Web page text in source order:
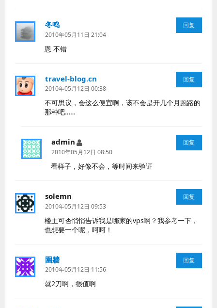
冬鸣
道：
2010年05月11日 21:04
恩 不错
回复
travel-blog.cn
道：
2010年05月12日 00:38
不可思议，会这么便宜啊，该不会是开几个月跑路的
那种吧……
回复
admin
说
道：
2010年05月12日 08:50
看样子，好像不会，等时间来验证
回复
solemn
道：
2010年05月12日 09:53
楼主可否悄悄告诉我是哪家的vps啊？我参考一下，
也想要一个呢，呵呵！
回复
圍牆
道：
2010年05月12日 11:56
就2刀啊，很值啊
回复